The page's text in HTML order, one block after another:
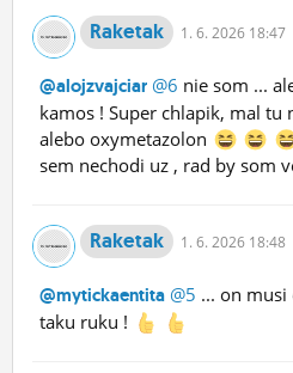
Raketak 1. 6. 2026 18:47
@alojzvajciar @6 nie som ...
kamos ! Super chlapik, mal
alebo oxymetazolon
sem nechodi uz , rad by som
Raketak 1. 6. 2026 18:48
@mytickaentita @5 ... on musi
taku ruku !